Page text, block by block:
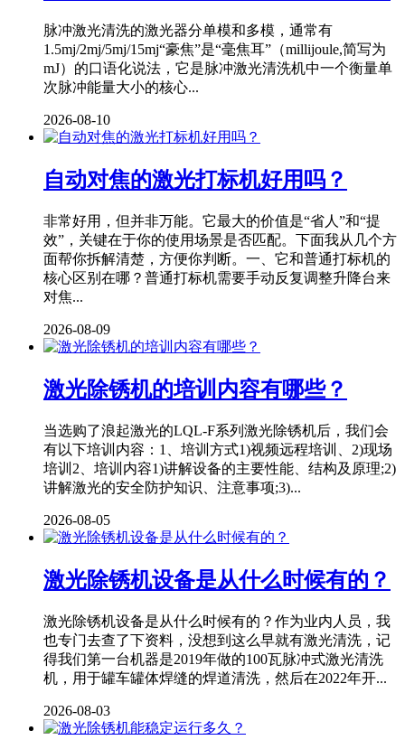
脉冲激光清洗的激光器分单模和多模，通常有
1.5mj/2mj/5mj/15mj“豪焦”是“毫焦耳”（millijoule,简写为
mJ）的口语化说法，它是脉冲激光清洗机中一个衡量单
次脉冲能量大小的核心...
2026-08-10
自动对焦的激光打标机好用吗？
非常好用，但并非万能。它最大的价值是“省人”和“提
效”，关键在于你的使用场景是否匹配。下面我从几个方
面帮你拆解清楚，方便你判断。一、它和普通打标机的
核心区别在哪？普通打标机需要手动反复调整升降台来
对焦...
2026-08-09
激光除锈机的培训内容有哪些？
当选购了浪起激光的LQL-F系列激光除锈机后，我们会
有以下培训内容：1、培训方式1)视频远程培训、2)现场
培训2、培训内容1)讲解设备的主要性能、结构及原理;2)
讲解激光的安全防护知识、注意事项;3)...
2026-08-05
激光除锈机设备是从什么时候有的？
激光除锈机设备是从什么时候有的？作为业内人员，我
也专门去查了下资料，没想到这么早就有激光清洗，记
得我们第一台机器是2019年做的100瓦脉冲式激光清洗
机，用于罐车罐体焊缝的焊道清洗，然后在2022年开...
2026-08-03